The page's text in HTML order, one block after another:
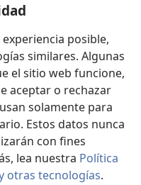
posible,
similares. Algunas
el sitio web funcione,
aceptar o rechazar
solamente para
Estos datos nunca
con fines
lea nuestra Política
otras tecnologías.
Watchtower™